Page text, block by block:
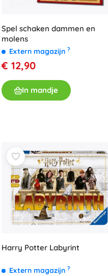
Spel schaken dammen en
molens
Extern magazijn ?
€ 12,90
In mandje
Harry Potter Labyrint
Extern magazijn ?